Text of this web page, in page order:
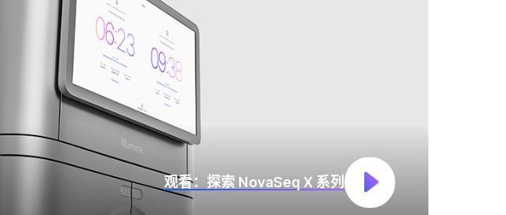
观看：探索 NovaSeq X 系列